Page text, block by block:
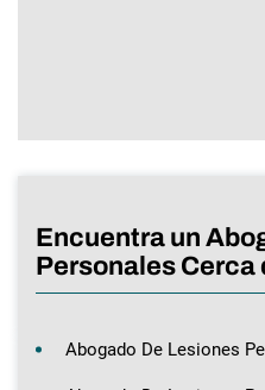
Encuentra un
Personales Cerca
Abogado De Lesiones